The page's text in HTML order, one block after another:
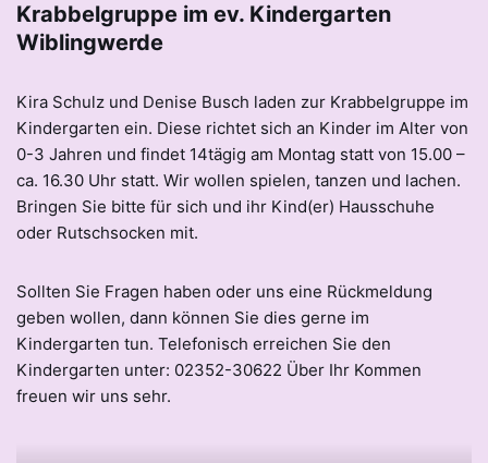
Krabbelgruppe im ev. Kindergarten
Wiblingwerde
Kira Schulz und Denise Busch laden zur Krabbelgruppe im
Kindergarten ein. Diese richtet sich an Kinder im Alter von
0-3 Jahren und findet 14tägig am Montag statt von 15.00 –
ca. 16.30 Uhr statt. Wir wollen spielen, tanzen und lachen.
Bringen Sie bitte für sich und ihr Kind(er) Hausschuhe
oder Rutschsocken mit.
Sollten Sie Fragen haben oder uns eine Rückmeldung
geben wollen, dann können Sie dies gerne im
Kindergarten tun. Telefonisch erreichen Sie den
Kindergarten unter: 02352-30622 Über Ihr Kommen
freuen wir uns sehr.